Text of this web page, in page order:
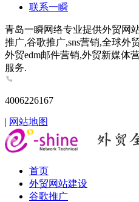
联系一瞬
青岛一瞬网络专业提供外贸网
推广,谷歌推广,sns营销,全球外
外贸edm邮件营销,外贸新媒体
服务.
4006226167
| 网站地图
首页
外贸网站建设
谷歌推广